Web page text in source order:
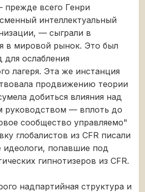
прежде всего Генри
интеллектуальный
— сыграли в
в мировой рынок. Это был
ослабления
лагеря. Эта же инстанция
продвижению теории
добиться влияния над
руководством — вплоть до
сообщество управляемо"
глобалистов из CFR писали
идеологи, попавшие под
гипнотизеров из CFR.
надпартийная структура и